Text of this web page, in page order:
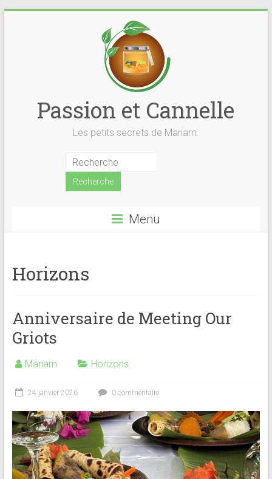
Passion et Cannelle
Les petits secrets de Mariam.
Menu
Horizons
Anniversaire de Meeting Our
Griots
Mariam Horizons
24 janvier 2026 0 commentaire